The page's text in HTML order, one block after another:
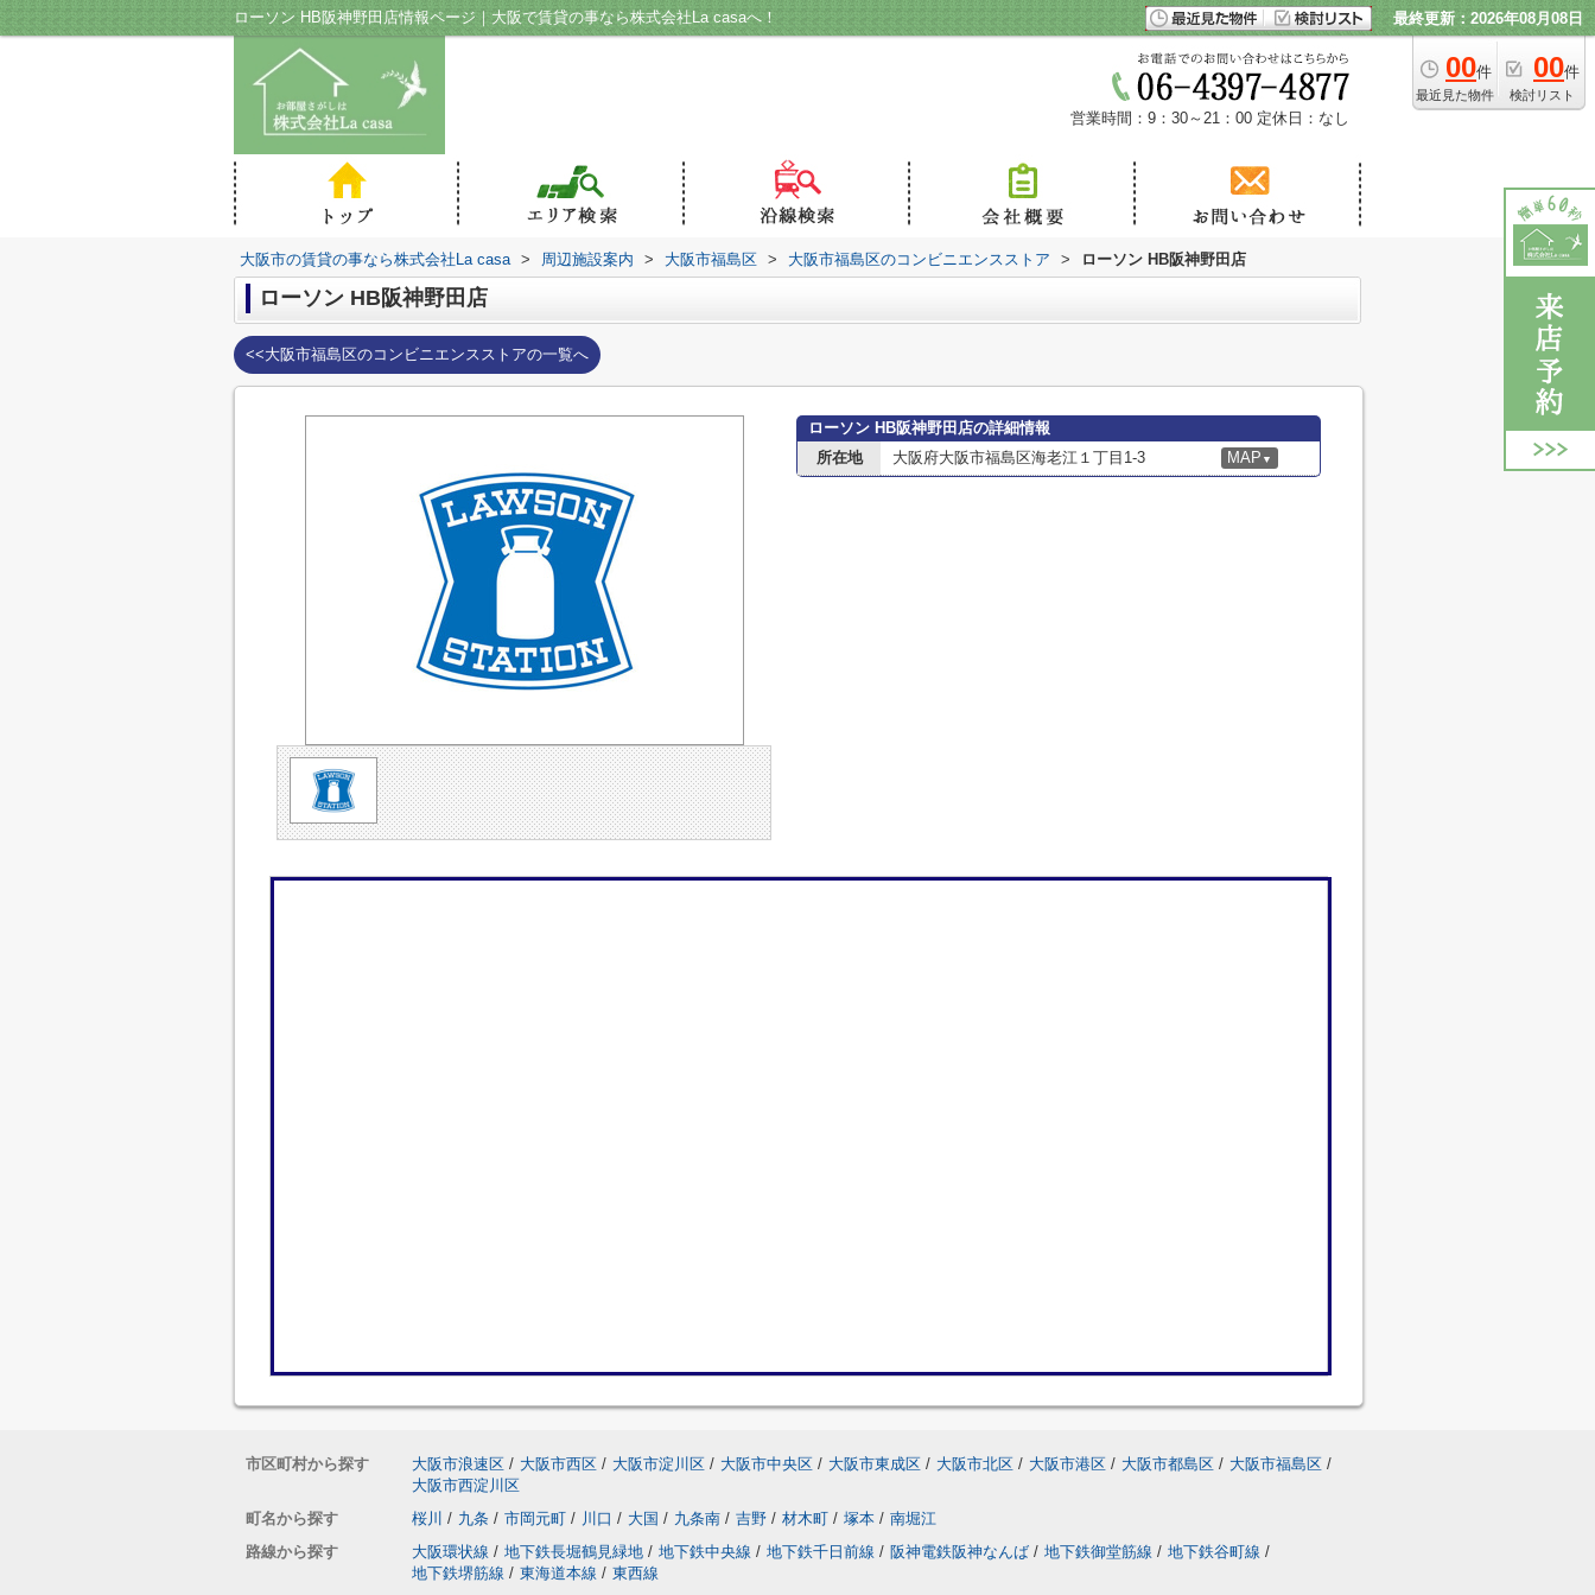
ローソン HB阪神野田店情報ページ｜大阪で賃貸の事なら株式会社La casaへ！ 最終更新：2026年08月08日
00件
最近見た物件
00件
検討リスト
営業時間：9：30～21：00 定休日：なし
大阪市の賃貸の事なら株式会社La casa > 周辺施設案内 > 大阪市福島区 > 大阪市福島区のコンビニエンスストア > ローソン HB阪神野田店
ローソン HB阪神野田店
<<大阪市福島区のコンビニエンスストアの一覧へ
ローソン HB阪神野田店の詳細情報
所在地
大阪府大阪市福島区海老江１丁目1-3 MAP ▼
市区町村から探す 大阪市浪速区 / 大阪市西区 / 大阪市淀川区 / 大阪市中央区 / 大阪市東成区 / 大阪市北区 / 大阪市港区 / 大阪市都島区 / 大阪市福島区 /
大阪市西淀川区
町名から探す
桜川 / 九条 / 市岡元町 / 川口 / 大国 / 九条南 / 吉野 / 材木町 / 塚本 / 南堀江
路線から探す
大阪環状線 / 地下鉄長堀鶴見緑地 / 地下鉄中央線 / 地下鉄千日前線 / 阪神電鉄阪神なんば / 地下鉄御堂筋線 / 地下鉄谷町線 /
地下鉄堺筋線 / 東海道本線 / 東西線